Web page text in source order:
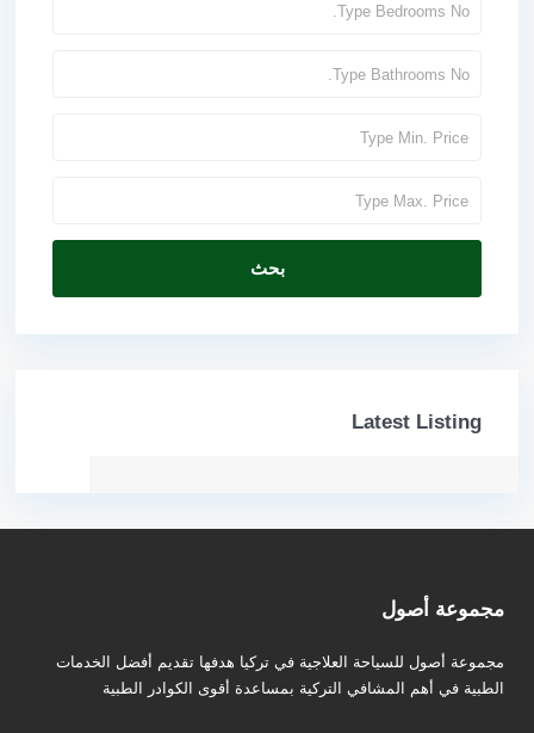
بحث
Latest Listing
مجموعة أصول
مجموعة أصول للسياحة العلاجية في تركيا هدفها تقديم أفضل الخدمات
الطبية في أهم المشافي التركية بمساعدة أقوى الكوادر الطبية